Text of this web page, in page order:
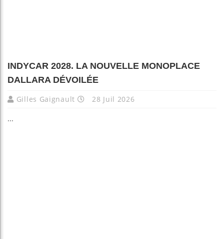
INDYCAR 2028. LA NOUVELLE MONOPLACE
DALLARA DÉVOILÉE
Gilles Gaignault 28 Juil 2026
...